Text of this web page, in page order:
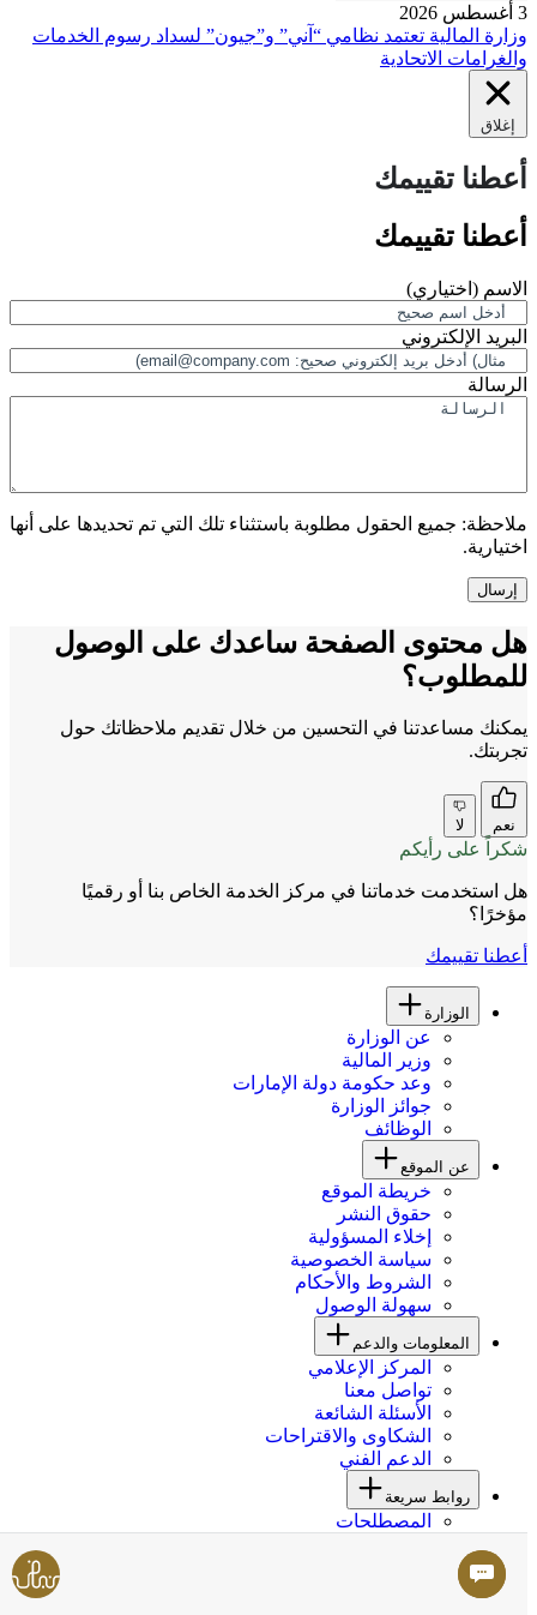
3 أغسطس 2026
وزارة المالية تعتمد نظامي “آني” و”جيون” لسداد رسوم الخدمات
والغرامات الاتحادية
إغلاق
أعطنا تقييمك
أعطنا تقييمك
الاسم (اختياري)
البريد الإلكتروني
الرسالة
ملاحظة: جميع الحقول مطلوبة باستثناء تلك التي تم تحديدها على أنها
اختيارية.
هل محتوى الصفحة ساعدك على الوصول
للمطلوب؟
يمكنك مساعدتنا في التحسين من خلال تقديم ملاحظاتك حول
تجربتك.
نعم لا
شكراً على رأيكم
هل استخدمت خدماتنا في مركز الخدمة الخاص بنا أو رقميًا
مؤخرًا؟
أعطنا تقييمك
الوزارة
عن الوزارة
وزير المالية
وعد حكومة دولة الإمارات
جوائز الوزارة
الوظائف
عن الموقع
خريطة الموقع
حقوق النشر
إخلاء المسؤولية
سياسة الخصوصية
الشروط والأحكام
سهولة الوصول
المعلومات والدعم
المركز الإعلامي
تواصل معنا
الأسئلة الشائعة
الشكاوى والاقتراحات
الدعم الفني
روابط سريعة
المصطلحات